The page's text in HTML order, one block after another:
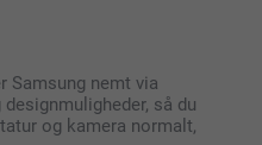
Samsung nemt via
så du
og kamera normalt,